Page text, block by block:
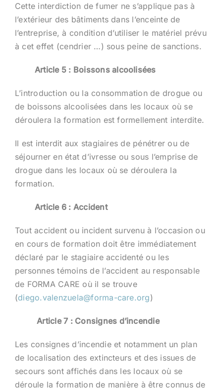
Cette interdiction de fumer ne s’applique pas à
l’extérieur des bâtiments dans l’enceinte de
l’entreprise, à condition d’utiliser le matériel prévu
à cet effet (cendrier …) sous peine de sanctions.
Article 5 : Boissons alcoolisées
L’introduction ou la consommation de drogue ou
de boissons alcoolisées dans les locaux où se
déroulera la formation est formellement interdite.
Il est interdit aux stagiaires de pénétrer ou de
séjourner en état d’ivresse ou sous l’emprise de
drogue dans les locaux où se déroulera la
formation.
Article 6 : Accident
Tout accident ou incident survenu à l’occasion ou
en cours de formation doit être immédiatement
déclaré par le stagiaire accidenté ou les
personnes témoins de l’accident au responsable
de FORMA CARE où il se trouve
(diego.valenzuela@forma-care.org)
Article 7 : Consignes d’incendie
Les consignes d’incendie et notamment un plan
de localisation des extincteurs et des issues de
secours sont affichés dans les locaux où se
déroule la formation de manière à être connus de